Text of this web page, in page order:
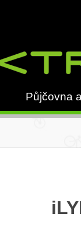
Půjčovna